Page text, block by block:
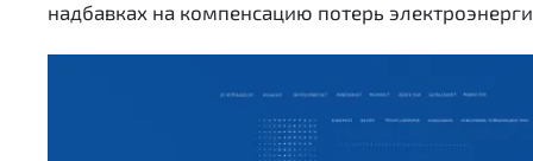
надбавках на компенсацию потерь